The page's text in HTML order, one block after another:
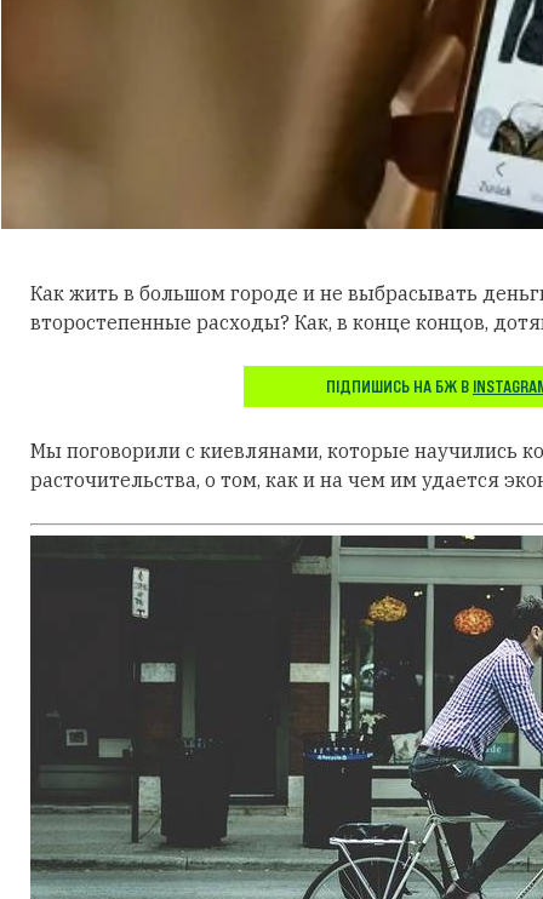
Как жить в большом городе и не выбрасывать
второстепенные расходы? Как, в конце концов,
ПІДПИШИСЬ НА БЖ В
Мы поговорили с киевлянами, которые научились
расточительства, о том, как и на чем им удается